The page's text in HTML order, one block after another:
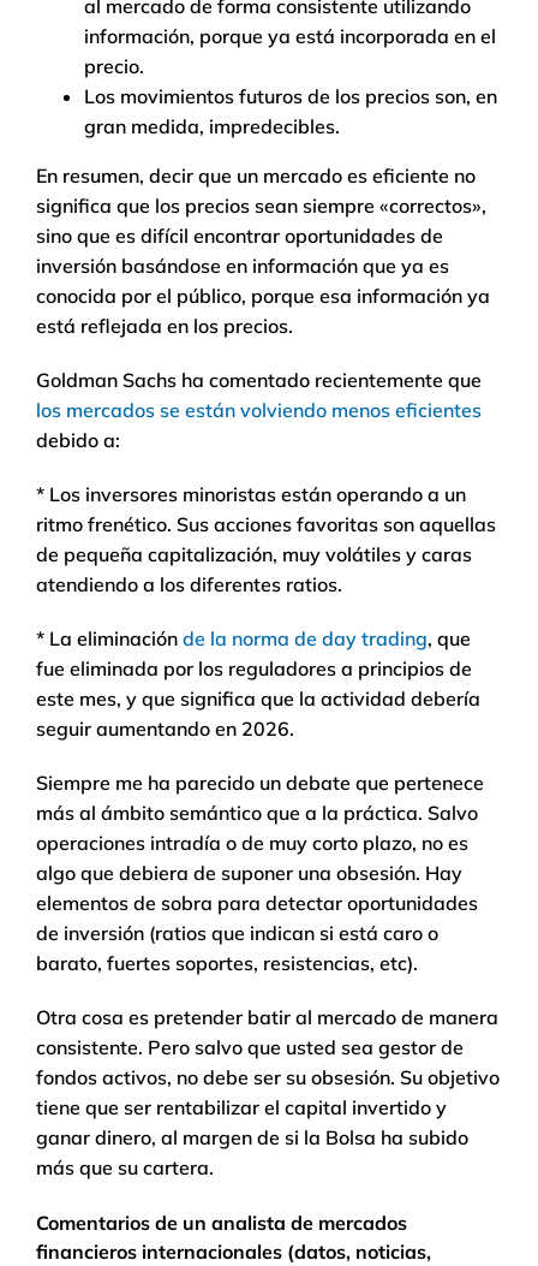
al mercado de forma consistente utilizando
información, porque ya está incorporada en el
precio.
Los movimientos futuros de los precios son, en
gran medida, impredecibles.
En resumen, decir que un mercado es eficiente no
significa que los precios sean siempre «correctos»,
sino que es difícil encontrar oportunidades de
inversión basándose en información que ya es
conocida por el público, porque esa información ya
está reflejada en los precios.
Goldman Sachs ha comentado recientemente que
los mercados se están volviendo menos eficientes
debido a:
* Los inversores minoristas están operando a un
ritmo frenético. Sus acciones favoritas son aquellas
de pequeña capitalización, muy volátiles y caras
atendiendo a los diferentes ratios.
* La eliminación de la norma de day trading, que
fue eliminada por los reguladores a principios de
este mes, y que significa que la actividad debería
seguir aumentando en 2026.
Siempre me ha parecido un debate que pertenece
más al ámbito semántico que a la práctica. Salvo
operaciones intradía o de muy corto plazo, no es
algo que debiera de suponer una obsesión. Hay
elementos de sobra para detectar oportunidades
de inversión (ratios que indican si está caro o
barato, fuertes soportes, resistencias, etc).
Otra cosa es pretender batir al mercado de manera
consistente. Pero salvo que usted sea gestor de
fondos activos, no debe ser su obsesión. Su objetivo
tiene que ser rentabilizar el capital invertido y
ganar dinero, al margen de si la Bolsa ha subido
más que su cartera.
Comentarios de un analista de mercados
financieros internacionales (datos, noticias,